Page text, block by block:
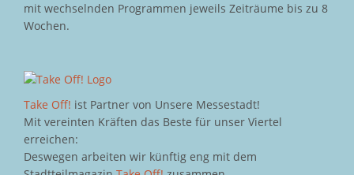
mit wechselnden Programmen jeweils Zeiträume bis zu 8
Wochen.
Take Off! ist Partner von Unsere Messestadt!
Mit vereinten Kräften das Beste für unser Viertel
erreichen:
Deswegen arbeiten wir künftig eng mit dem